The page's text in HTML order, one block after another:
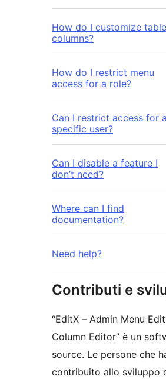
How do I customize table
columns?
How do I restrict menu
access for a role?
Can I restrict access for a
specific user?
Can I disable a feature I
don’t need?
Where can I find
documentation?
Need help?
Contributi e
“EditX – Admin Menu
Column Editor” è un
source. Le persone che
contribuito allo sviluppo